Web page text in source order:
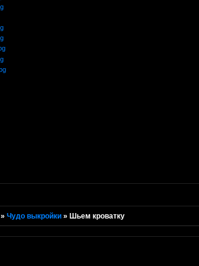
»Чудо выкройки » Шьем кроватку